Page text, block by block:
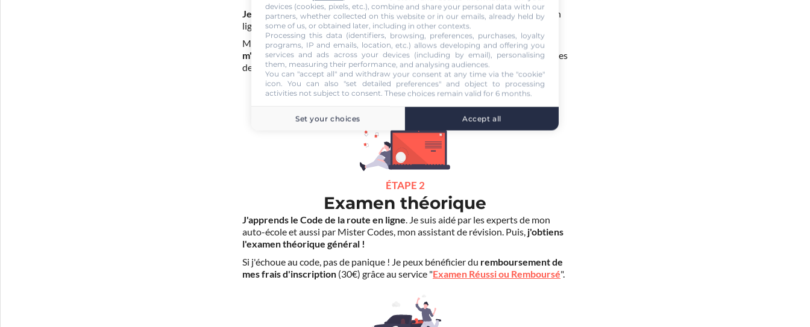
Je m'inscris en 2 minutespour accéder à ma formation au Code de la route en
ligne grâce àPass Rousseau Voiture.
Mon inscription au code en ligne voiture auprès de mon auto-écolene
m'engage pas pour la suite de ma formation. Je suis libre d'effectuer mes heures
de conduite dans un autre établissement.
S'inscrire au
Code en ligne Voiture
160.00 €
ÉTAPE 2
Examen théorique
J'apprends le Code de la route en ligne. Je suis aidé par les experts de mon
auto-école et aussi par Mister Codes, mon assistant de révision. Puis, j'obtiens
l'examen théorique général !
Si j'échoue au code, pas de panique ! Je peux bénéficier du remboursement de
mes frais d'inscription (30€) grâce au service "Examen Réussi ou Remboursé".
devices (cookies, pixels, etc.), combine and share your personal data with our
partners, whether collected on this website or in our emails, already held by
some of us, or obtained later, including in other contexts.
Processing this data (identifiers, browsing, preferences, purchases, loyalty
programs, IP and emails, location, etc.) allows developing and offering you
services and ads across your devices (including by email), personalising
them, measuring their performance, and analysing audiences.
You can "accept all" and withdraw your consent at any time via the "cookie"
icon. You can also "set detailed preferences" and object to processing
activities not subject to consent. These choices remain valid for 6 months.
Set your choices Accept all